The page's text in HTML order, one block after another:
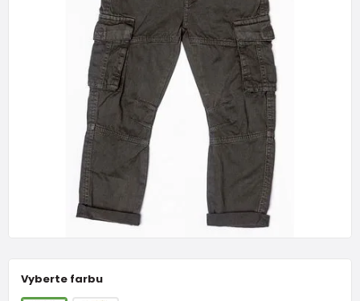
Vyberte farbu